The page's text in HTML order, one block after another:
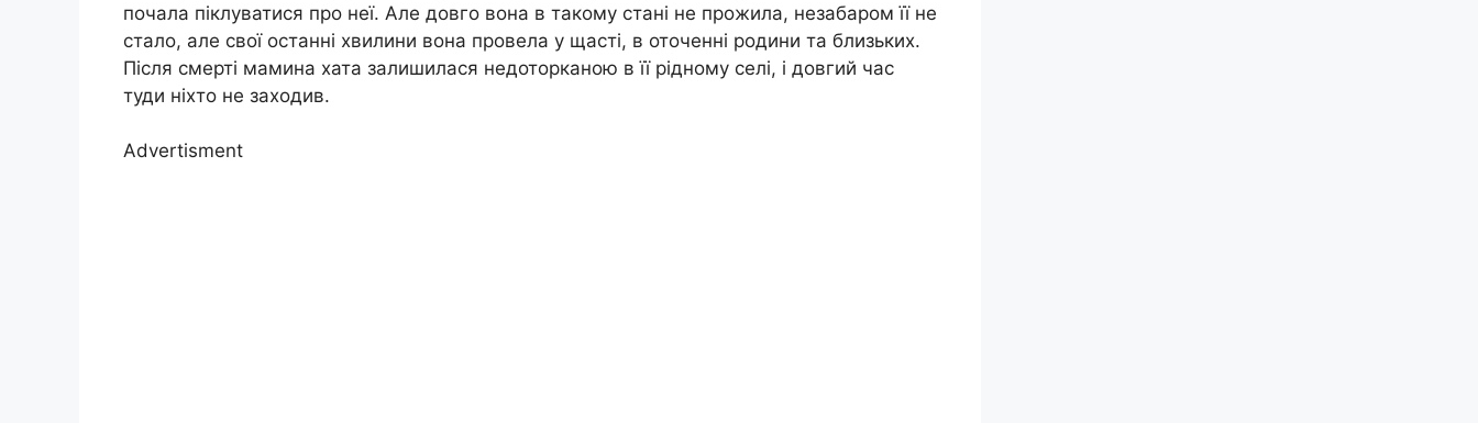
почала піклуватися про неї. Але довго вона в такому стані не прожила, незабаром її не
стало, але свої останні хвилини вона провела у щасті, в оточенні родини та близьких.
Після смерті мамина хата залишилася недоторканою в її рідному селі, і довгий час
туди ніхто не заходив.
Advertisment